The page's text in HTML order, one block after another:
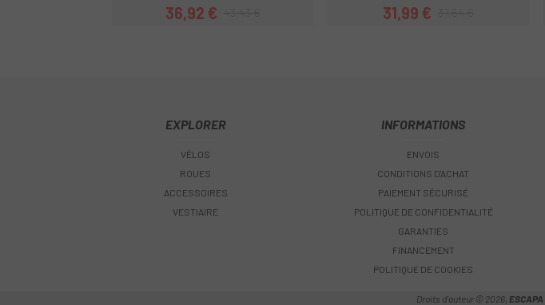
Prix
36,92 €Prix habituel Prix
31,99 €Prix habituel
EXPLORER
VÉLOS
ROUES
ACCESSOIRES
VESTIAIRE
INFORMATIONS
ENVOIS
CONDITIONS D'ACHAT
PAIEMENT SÉCURISÉ
POLITIQUE DE CONFIDENTIALITÉ
GARANTIES
FINANCEMENT
POLITIQUE DE COOKIES
Droits d'auteur © 2026, ESCAPA